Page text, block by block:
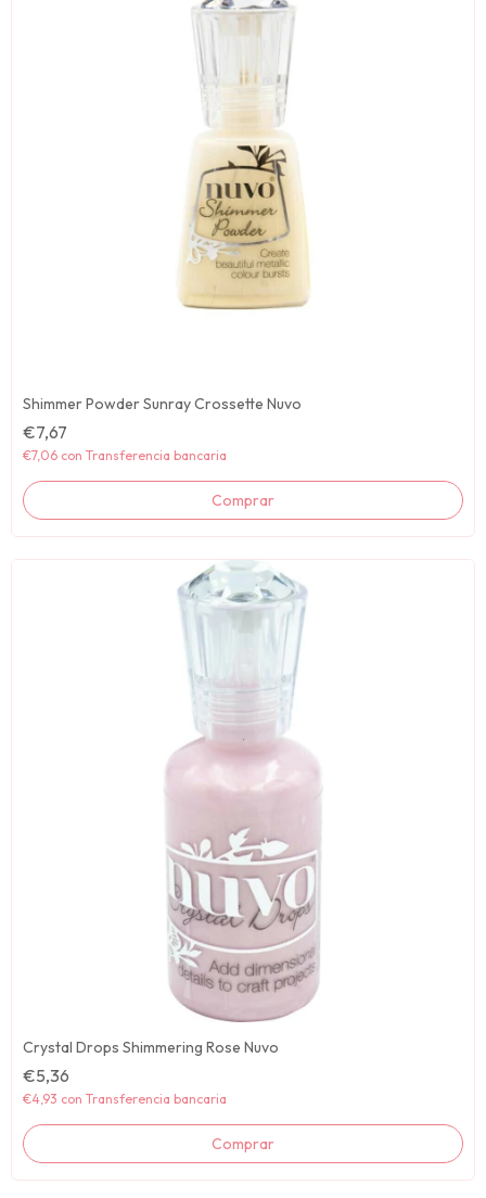
Shimmer Powder Sunray Crossette Nuvo
€7,67
€7,06 con Transferencia bancaria
Crystal Drops Shimmering Rose Nuvo
€5,36
€4,93 con Transferencia bancaria